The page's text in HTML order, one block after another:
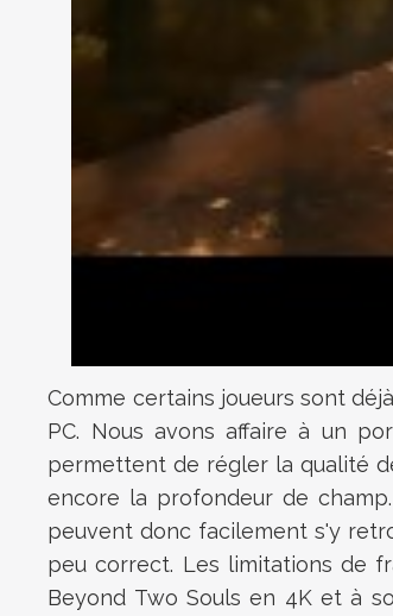
Comme certains joueurs sont
PC. Nous avons affaire à un
permettent de régler la qualité
encore la profondeur de
peuvent donc facilement s'y
peu correct. Les limitations de
Beyond Two Souls en 4K et à